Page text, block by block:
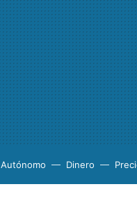
Autónomo Dinero